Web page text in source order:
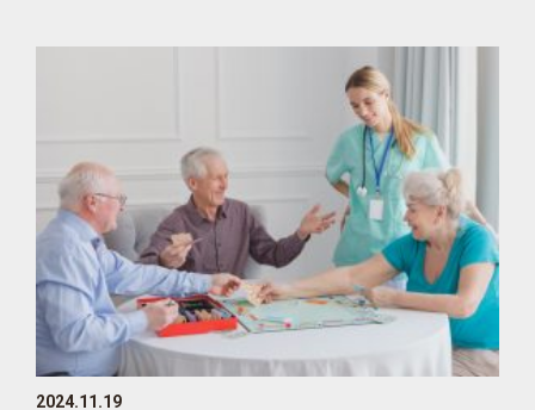
2024.11.19